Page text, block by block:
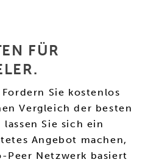
FÜR
Sie kostenlos
Vergleich der besten
Sie sich ein
Angebot machen,
Peer Netzwerk basiert